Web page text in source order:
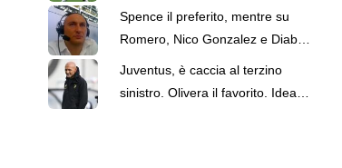
con obbligo
Spence il preferito, mentre su
Romero, Nico Gonzalez e Diaby
vi dico...
Juventus, è caccia al terzino
sinistro. Olivera il favorito. Idea